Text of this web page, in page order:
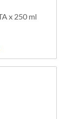
BIALCOHOL MEDICINAL 96% PORTA x 250 ml